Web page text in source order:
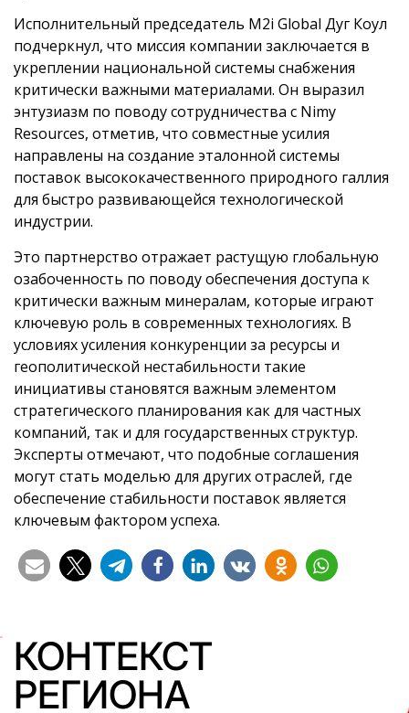
Исполнительный председатель M2i Global Дуг Коул
подчеркнул, что миссия компании заключается в
укреплении национальной системы снабжения
критически важными материалами. Он выразил
энтузиазм по поводу сотрудничества с Nimy
Resources, отметив, что совместные усилия
направлены на создание эталонной системы
поставок высококачественного природного галлия
для быстро развивающейся технологической
индустрии.
Это партнерство отражает растущую глобальную
озабоченность по поводу обеспечения доступа к
критически важным минералам, которые играют
ключевую роль в современных технологиях. В
условиях усиления конкуренции за ресурсы и
геополитической нестабильности такие
инициативы становятся важным элементом
стратегического планирования как для частных
компаний, так и для государственных структур.
Эксперты отмечают, что подобные соглашения
могут стать моделью для других отраслей, где
обеспечение стабильности поставок является
ключевым фактором успеха.
КОНТЕКСТ
РЕГИОНА